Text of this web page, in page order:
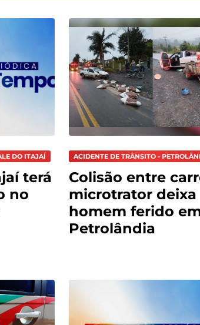
DO ITAJAÍ
terá
no
ACIDENTE DE TRÂNSITO -
Colisão entre
microtrator deixa
homem ferido
Petrolândia